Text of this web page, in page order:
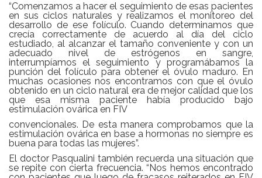
“Comenzamos a hacer el seguimiento de esas pacientes
en sus ciclos naturales y realizamos el monitoreo del
desarrollo de ese folículo. Cuando determinamos que
crecía correctamente de acuerdo al día del ciclo
estudiado, al alcanzar el tamaño conveniente y con un
adecuado nivel de estrógenos en sangre,
interrumpíamos el seguimiento y programábamos la
punción del folículo para obtener el óvulo maduro. En
muchas ocasiones nos encontramos con que el óvulo
obtenido en un ciclo natural era de mejor calidad que los
que esa misma paciente había producido bajo
estimulación ovárica en FIV
convencionales. De esta manera comprobamos que la
estimulación ovárica en base a hormonas no siempre es
buena para todas las mujeres”.
El doctor Pasqualini también recuerda una situación que
se repite con cierta frecuencia. “Nos hemos encontrado